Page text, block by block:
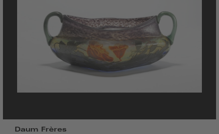
Daum Frères